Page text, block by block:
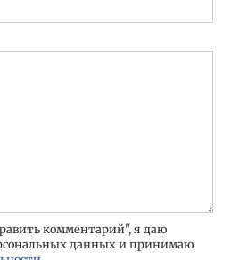
комментарий", я даю
данных и принимаю